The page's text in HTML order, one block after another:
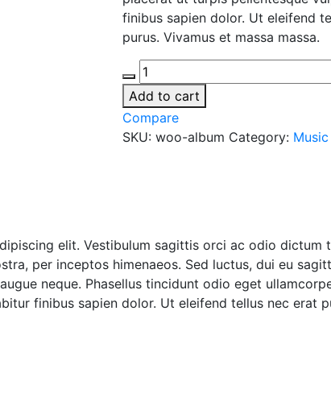
finibus sapien dolor. Ut eleifend
purus. Vivamus et massa massa.
Album
quantity
Add to cart
Compare
SKU: woo-album Category: Music
elit. Vestibulum sagittis orci ac odio
per inceptos himenaeos. Sed luctus, dui eu
neque. Phasellus tincidunt odio eget
finibus sapien dolor. Ut eleifend tellus nec erat